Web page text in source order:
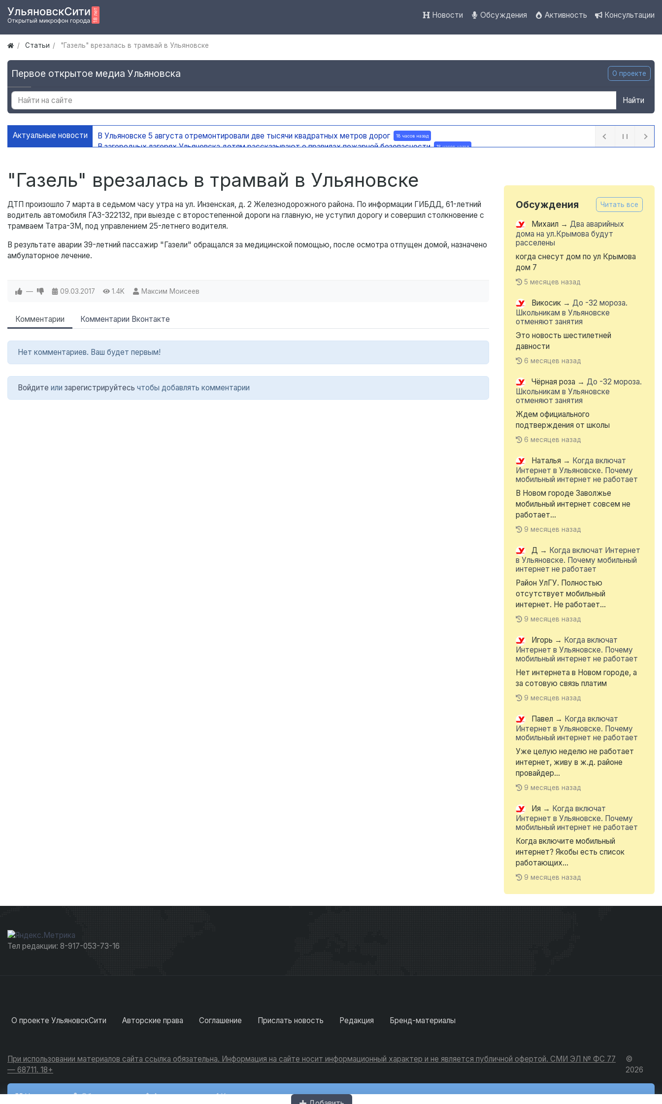
Новости Обсуждения Активность Консультации
Статьи "Газель" врезалась в трамвай в Ульяновске
Первое открытое медиа Ульяновска О проекте
Найти
Актуальные новости В Ульяновске 5 августа отремонтировали две тысячи квадратных метров дорог 18 часов назад
В загородных лагерях Ульяновска детям рассказывают о правилах пожарной безопасности 18 часов назад
"Газель" врезалась в трамвай в Ульяновске
ДТП произошло 7 марта в седьмом часу утра на ул. Инзенская, д. 2 Железнодорожного района. По информации ГИБДД, 61-летний
водитель автомобиля ГАЗ-322132, при выезде с второстепенной дороги на главную, не уступил дорогу и совершил столкновение с
трамваем Татра-3М, под управлением 25-летнего водителя.
В результате аварии 39-летний пассажир "Газели" обращался за медицинской помощью, после осмотра отпущен домой, назначено
амбулаторное лечение.
— 09.03.2017 1.4K Максим Моисеев
Комментарии Комментарии Вконтакте
Нет комментариев. Ваш будет первым!
Войдите или зарегистрируйтесь чтобы добавлять комментарии
Обсуждения Читать все
Михаил → Два аварийных
дома на ул.Крымова будут
расселены
когда снесут дом по ул Крымова
дом 7
5 месяцев назад
Викосик → До -32 мороза.
Школьникам в Ульяновске
отменяют занятия
Это новость шестилетней
давности
6 месяцев назад
Чёрная роза → До -32 мороза.
Школьникам в Ульяновске
отменяют занятия
Ждем официального
подтверждения от школы
6 месяцев назад
Наталья → Когда включат
Интернет в Ульяновске. Почему
мобильный интернет не работает
В Новом городе Заволжье
мобильный интернет совсем не
работает...
9 месяцев назад
Д → Когда включат Интернет
в Ульяновске. Почему мобильный
интернет не работает
Район УлГУ. Полностью
отсутствует мобильный
интернет. Не работает...
9 месяцев назад
Игорь → Когда включат
Интернет в Ульяновске. Почему
мобильный интернет не работает
Нет интернета в Новом городе, а
за сотовую связь платим
9 месяцев назад
Павел → Когда включат
Интернет в Ульяновске. Почему
мобильный интернет не работает
Уже целую неделю не работает
интернет, живу в ж.д. районе
провайдер...
9 месяцев назад
Ия → Когда включат
Интернет в Ульяновске. Почему
мобильный интернет не работает
Когда включите мобильный
интернет? Якобы есть список
работающих...
9 месяцев назад
Тел редакции: 8-917-053-73-16
О проекте УльяновскСити Авторские права Соглашение Прислать новость Редакция Бренд-материалы
При использовании материалов сайта ссылка обязательна. Информация на сайте носит информационный характер и не является публичной офертой. СМИ ЭЛ № ФС 77
— 68711. 18+
©
2026
Новости Обсуждения Активность Консультации